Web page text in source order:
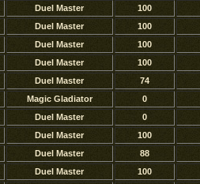
Duel Master 100
Duel Master 100
Duel Master 100
Duel Master 100
Duel Master 74
Magic Gladiator 0
Duel Master 0
Duel Master 100
Duel Master 88
Duel Master 100